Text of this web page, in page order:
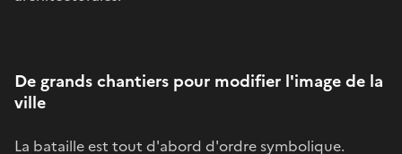
De grands chantiers pour modifier l'image de la
ville
La bataille est tout d'abord d'ordre symbolique.